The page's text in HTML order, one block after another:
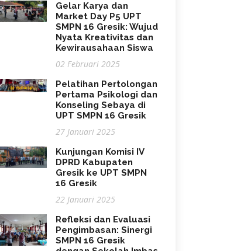
Gelar Karya dan
Market Day P5 UPT
SMPN 16 Gresik: Wujud
Nyata Kreativitas dan
Kewirausahaan Siswa
02 Februari 2025
Pelatihan Pertolongan
Pertama Psikologi dan
Konseling Sebaya di
UPT SMPN 16 Gresik
27 Januari 2025
Kunjungan Komisi IV
DPRD Kabupaten
Gresik ke UPT SMPN
16 Gresik
22 Januari 2025
Refleksi dan Evaluasi
Pengimbasan: Sinergi
SMPN 16 Gresik